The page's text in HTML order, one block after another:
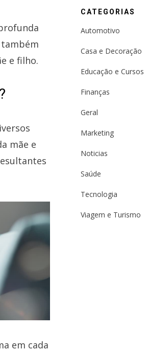
e filho.
mãe e
em cada
CATEGORIAS
Automotivo
Casa e Decoração
Educação e Cursos
Finanças
Geral
Marketing
Noticias
Saúde
Tecnologia
Viagem e Turismo